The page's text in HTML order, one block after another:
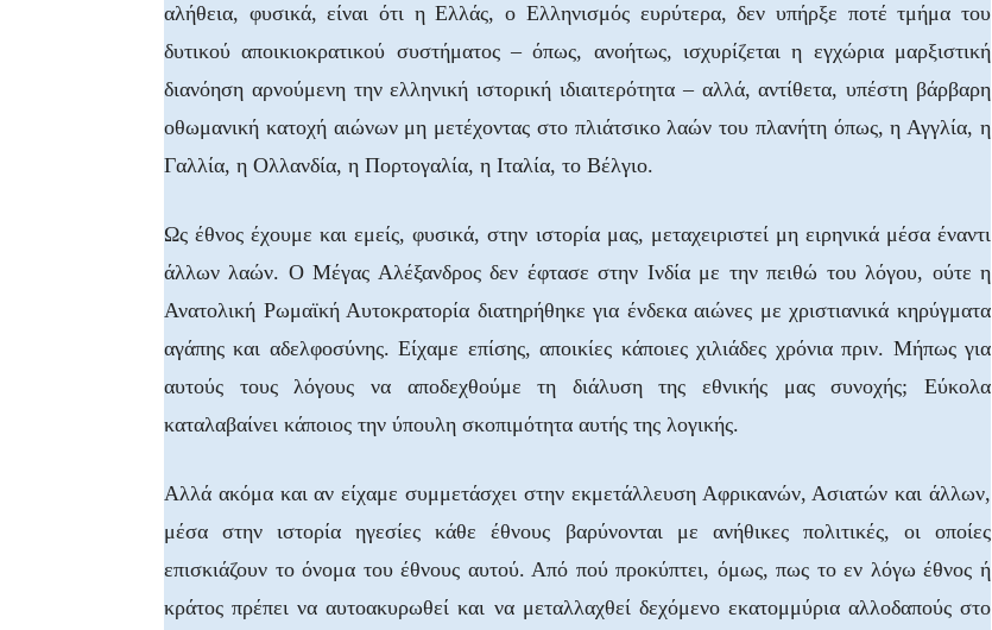
αλήθεια, φυσικά, είναι ότι η Ελλάς, ο Ελληνισμός ευρύτερα, δεν υπήρξε ποτέ τμήμα του
δυτικού αποικιοκρατικού συστήματος – όπως, ανοήτως, ισχυρίζεται η εγχώρια μαρξιστική
διανόηση αρνούμενη την ελληνική ιστορική ιδιαιτερότητα – αλλά, αντίθετα, υπέστη βάρβαρη
οθωμανική κατοχή αιώνων μη μετέχοντας στο πλιάτσικο λαών του πλανήτη όπως, η Αγγλία, η
Γαλλία, η Ολλανδία, η Πορτογαλία, η Ιταλία, το Βέλγιο.
Ως έθνος έχουμε και εμείς, φυσικά, στην ιστορία μας, μεταχειριστεί μη ειρηνικά μέσα έναντι
άλλων λαών. Ο Μέγας Αλέξανδρος δεν έφτασε στην Ινδία με την πειθώ του λόγου, ούτε η
Ανατολική Ρωμαϊκή Αυτοκρατορία διατηρήθηκε για ένδεκα αιώνες με χριστιανικά κηρύγματα
αγάπης και αδελφοσύνης. Είχαμε επίσης, αποικίες κάποιες χιλιάδες χρόνια πριν. Μήπως για
αυτούς τους λόγους να αποδεχθούμε τη διάλυση της εθνικής μας συνοχής; Εύκολα
καταλαβαίνει κάποιος την ύπουλη σκοπιμότητα αυτής της λογικής.
Αλλά ακόμα και αν είχαμε συμμετάσχει στην εκμετάλλευση Αφρικανών, Ασιατών και άλλων,
μέσα στην ιστορία ηγεσίες κάθε έθνους βαρύνονται με ανήθικες πολιτικές, οι οποίες
επισκιάζουν το όνομα του έθνους αυτού. Από πού προκύπτει, όμως, πως το εν λόγω έθνος ή
κράτος πρέπει να αυτοακυρωθεί και να μεταλλαχθεί δεχόμενο εκατομμύρια αλλοδαπούς στο